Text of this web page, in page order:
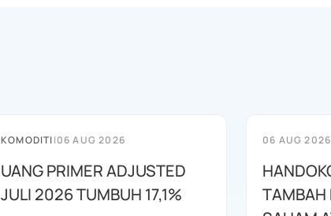
KOMODITI|06 AUG 2026
UANG PRIMER ADJUSTED
JULI 2026 TUMBUH 17,1%
06 AUG 2026
TAMBAH